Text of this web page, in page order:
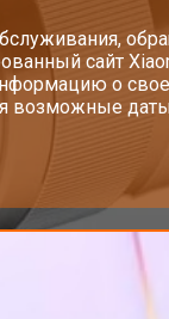
от 100 мин
от 60 мин
сайт
о
возможные